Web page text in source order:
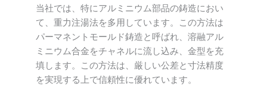
当社では、特にアルミニウム部品の鋳造におい
て、重力注湯法を多用しています。この方法は
パーマネントモールド鋳造と呼ばれ、溶融アル
ミニウム合金をチャネルに流し込み、金型を充
填します。この方法は、厳しい公差と寸法精度
を実現する上で信頼性に優れています。